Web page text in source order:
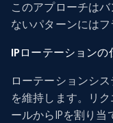
このアプローチは
ないパターンにはフ
IPローテーションの
ローテーションシ
を維持します。リ
ールからIPを割り当